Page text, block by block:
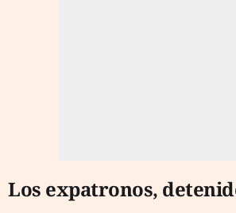
Los expatronos,